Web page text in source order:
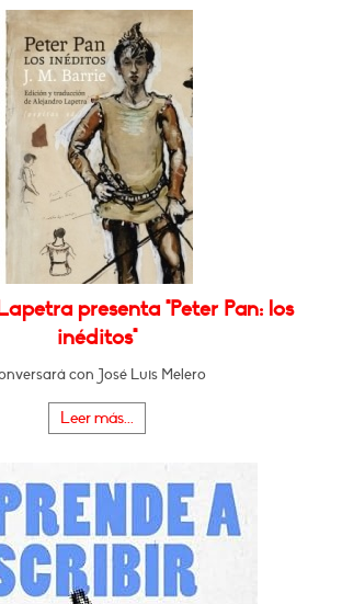
presenta "Peter Pan: los
inéditos"
con José Luis Melero
Leer más...